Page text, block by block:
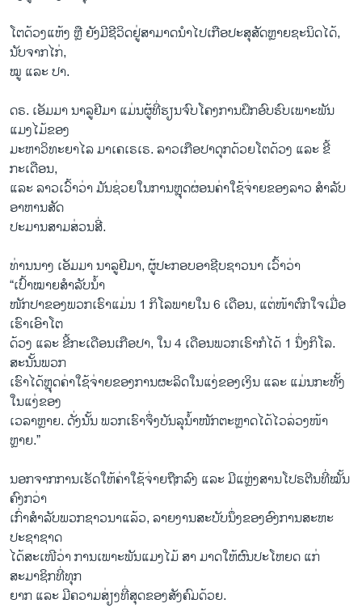
ໂຕດ້ວງແຫ້ງ ຫຼື ຍັງມີຊີວິດຢູ່ສາມາດນຳໄປເກືອປະສຸສັດຫຼາຍຊະນິດໄດ້,
ນັບຈາກໄກ່,
ໝູ ແລະ ປາ.
ດຣ. ເອັມມາ ນາລູຢີມາ ແມ່ນຜູ້ທີ່ຮຽນຈົບໂຄງການຝຶກອົບຮົບເພາະພັນ
ແມງໄມ້ຂອງ
ມະຫາວິທະຍາໄລ ມາເຄເຣເຣ. ລາວເກືອປາດຸກດ້ວຍໂຕດ້ວງ ແລະ ຂີ້
ກະເດືອນ,
ແລະ ລາວເວົ້າວ່າ ມັນຊ່ວຍໃນການຫຼຸດຜ່ອນຄ່າໃຊ້ຈ່າຍຂອງລາວ ສຳລັບ
ອາຫານສັດ
ປະມານສາມສ່ວນສີ່.
ທ່ານນາງ ເອັມມາ ນາລູຢີມາ, ຜູ້ປະກອບອາຊີບຊາວນາ ເວົ້າວ່າ
“ເປົ້າໝາຍສຳລັບນໍ້າ
ໜັກປາຂອງພວກເຮົາແມ່ນ 1 ກິໂລພາຍໃນ 6 ເດືອນ, ແຕ່ໜ້າຕົກໃຈເມື່ອ
ເຮົາເອົາໂຕ
ດ້ວງ ແລະ ຂີ້ກະເດືອນເກືອປາ, ໃນ 4 ເດືອນພວກເຮົາກໍໄດ້ 1 ນຶ່ງກິໂລ.
ສະນັ້ນພວກ
ເຮົາໄດ້ຫຼຸດຄ່າໃຊ້ຈ່າຍຂອງການຜະລິດໃນແງ່ຂອງເງິນ ແລະ ແມ່ນກະທັ້ງ
ໃນແງ່ຂອງ
ເວລາຫຼາຍ. ດັ່ງນັ້ນ ພວກເຮົາຈຶ່ງບັນລຸນໍ້າໜັກຕະຫຼາດໄດ້ໄວລ່ວງໜ້າ
ຫຼາຍ.”
ນອກຈາກການເຮັດໃຫ້ຄ່າໃຊ້ຈ່າຍຖືກລົງ ແລະ ມີແຫຼ່ງສານໂປຣຕີນທີ່ໝັ້ນ
ຄົງກວ່າ
ເກົ່າສຳລັບພວກຊາວນາແລ້ວ, ລາຍງານສະບັບນຶ່ງຂອງອົງການສະຫະ
ປະຊາຊາດ
ໄດ້ສະເໜີວ່າ ການເພາະພັນແມງໄມ້ ສາ ມາດໃຫ້ຜົນປະໂຫຍດ ແກ່
ສະມາຊິກທີ່ທຸກ
ຍາກ ແລະ ມີຄວາມສ່ຽງທີ່ສຸດຂອງສັງຄົມດ້ວຍ.